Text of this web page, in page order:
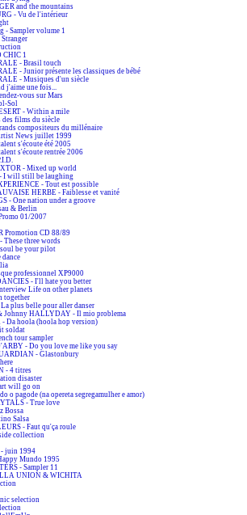
and the mountains
- Vu de l'intérieur
- Sampler volume 1
CHIC 1
- Brasil touch
- Junior présente les classiques de bébé
- Musiques d'un siècle
j'aime une fois...
vous sur Mars
Sol
- Within a mile
films du siècle
compositeurs du millénaire
News juillet 1999
s'écoute été 2005
s'écoute rentrée 2006
- Mixed up world
I will still be laughing
- Tout est possible
HERBE - Faiblesse et vanité
- One nation under a groove
& Berlin
01/2007
Promotion CD 88/89
These three words
be your pilot
dance
professionnel XP9000
- I'll hate you better
Life on other planets
together
plus belle pour aller danser
Johnny HALLYDAY - Il mio problema
Da hoola (hoola hop version)
soldat
tour sampler
- Do you love me like you say
- Glastonbury
- 4 titres
disaster
will go on
o pagode (na opereta segregamulher e amor)
- True love
Bossa
Salsa
- Faut qu'ça roule
collection
- juin 1994
Mundo 1995
- Sampler 11
UNION & WICHITA
selection